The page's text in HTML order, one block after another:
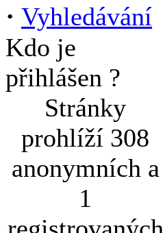
· Vyhledávání
Kdo je
přihlášen ?
Stránky
prohlíží 308
anonymních a
1